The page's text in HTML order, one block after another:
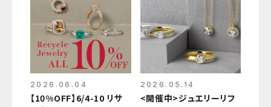
2026.06.04
【10%OFF】6/4-10 リサ
2026.05.14
<開催中>ジュエリーリフ